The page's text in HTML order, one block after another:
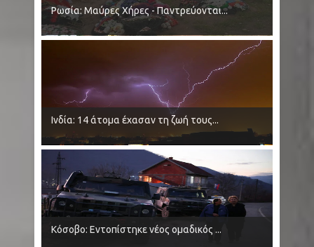
Ρωσία: Μαύρες Χήρες - Παντρεύονται...
Ινδία: 14 άτομα έχασαν τη ζωή τους...
Κόσοβο: Εντοπίστηκε νέος ομαδικός ...